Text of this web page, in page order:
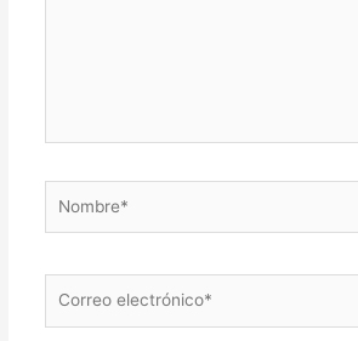
electrónico*